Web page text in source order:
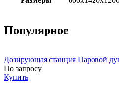
Популярное
Дозирующая станция Паровой
По запросу
Купить